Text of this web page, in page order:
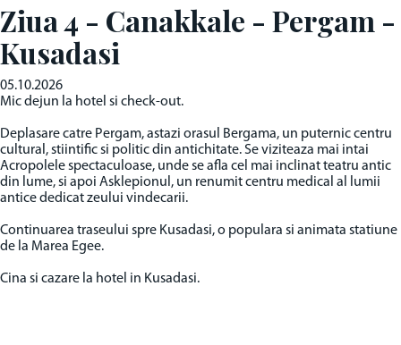
Ziua 4 - Canakkale - Pergam -
Kusadasi
05.10.2026
Mic dejun la hotel si check-out.
Deplasare catre Pergam, astazi orasul Bergama, un puternic centru
cultural, stiintific si politic din antichitate. Se viziteaza mai intai
Acropolele spectaculoase, unde se afla cel mai inclinat teatru antic
din lume, si apoi Asklepionul, un renumit centru medical al lumii
antice dedicat zeului vindecarii.
Continuarea traseului spre Kusadasi, o populara si animata statiune
de la Marea Egee.
Cina si cazare la hotel in Kusadasi.